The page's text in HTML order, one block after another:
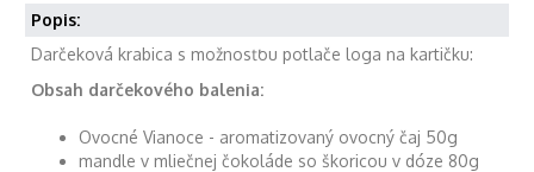
Popis:
Darčeková krabica s možnosťou potlače loga na kartičku:
Obsah darčekového balenia:
Ovocné Vianoce - aromatizovaný ovocný čaj 50g
mandle v mliečnej čokoláde so škoricou v dóze 80g